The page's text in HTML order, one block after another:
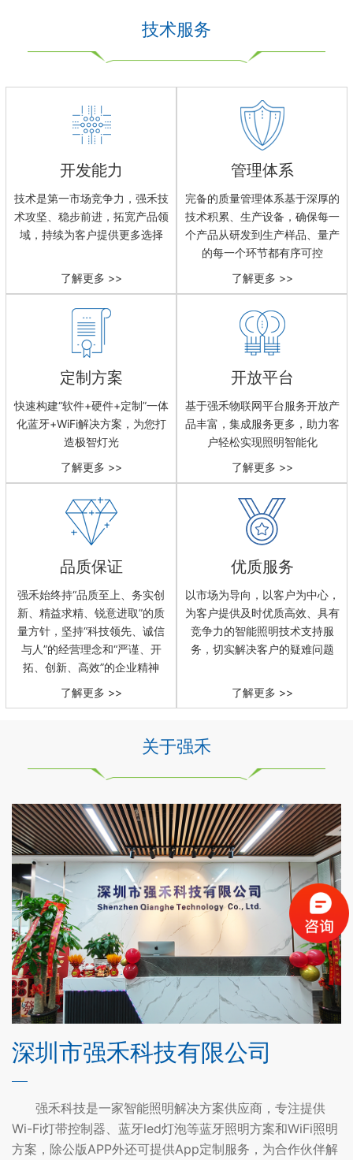
技术服务
开发能力
技术是第一市场竞争力，强禾技
术攻坚、稳步前进，拓宽产品领
域，持续为客户提供更多选择
管理体系
完备的质量管理体系基于深厚的
技术积累、生产设备，确保每一
个产品从研发到生产样品、量产
的每一个环节都有序可控
定制方案
快速构建“软件+硬件+定制”一体
化蓝牙+WiFi解决方案，为您打
造极智灯光
开放平台
基于强禾物联网平台服务开放产
品丰富，集成服务更多，助力客
户轻松实现照明智能化
品质保证
强禾始终持“品质至上、务实创
新、精益求精、锐意进取”的质
量方针，坚持“科技领先、诚信
与人”的经营理念和“严谨、开
拓、创新、高效”的企业精神
优质服务
以市场为导向，以客户为中心，
为客户提供及时优质高效、具有
竞争力的智能照明技术支持服
务，切实解决客户的疑难问题
关于强禾
深圳市强禾科技有限公司
强禾科技是一家智能照明解决方案供应商，专注提供
Wi-Fi灯带控制器、蓝牙led灯泡等蓝牙照明方案和WiFi照明
方案，除公版APP外还可提供App定制服务，为合作伙伴解